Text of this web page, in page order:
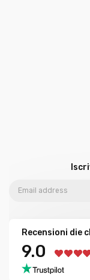
Recensioni die
9.0